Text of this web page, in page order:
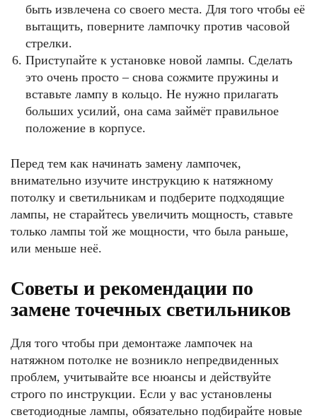
быть извлечена со своего места. Для того чтобы её
вытащить, поверните лампочку против часовой
стрелки.
Приступайте к установке новой лампы. Сделать
это очень просто – снова сожмите пружины и
вставьте лампу в кольцо. Не нужно прилагать
больших усилий, она сама займёт правильное
положение в корпусе.
Перед тем как начинать замену лампочек,
внимательно изучите инструкцию к натяжному
потолку и светильникам и подберите подходящие
лампы, не старайтесь увеличить мощность, ставьте
только лампы той же мощности, что была раньше,
или меньше неё.
Советы и рекомендации по
замене точечных светильников
Для того чтобы при демонтаже лампочек на
натяжном потолке не возникло непредвиденных
проблем, учитывайте все нюансы и действуйте
строго по инструкции. Если у вас установлены
светодиодные лампы, обязательно подбирайте новые